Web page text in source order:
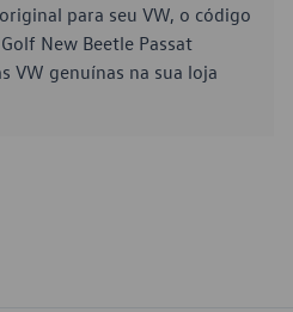
para seu VW, o código
New Beetle Passat
VW genuínas na sua loja